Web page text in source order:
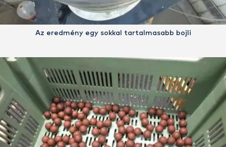
Az eredmény egy sokkal tartalmasabb bojli